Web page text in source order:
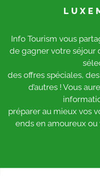
Info Tourism vous
de gagner votre séjour
des offres spéciales,
d’autres ! Vous
préparer au mieux vos
ends en amoureux